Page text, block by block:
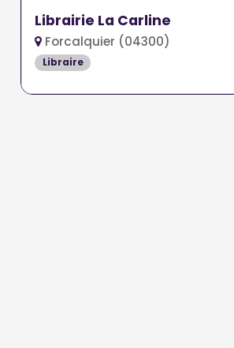
Librairie La Carline
Forcalquier (04300)
Libraire